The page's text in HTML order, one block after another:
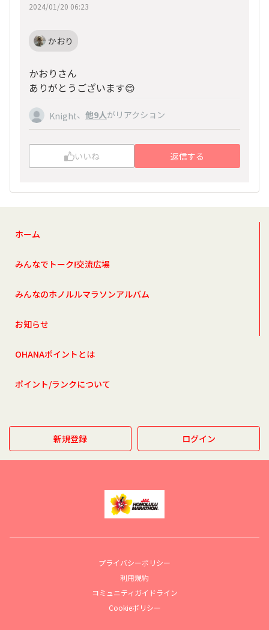
2024/01/20 06:23
かおり
かおりさん
ありがとうございます😊
Knight、 他9人がリアクション
いいね 返信する
ホーム
みんなでトーク!交流広場
みんなのホノルルマラソンアルバム
お知らせ
OHANAポイントとは
ポイント/ランクについて
新規登録 ログイン
プライバシーポリシー
利用規約
コミュニティガイドライン
Cookieポリシー